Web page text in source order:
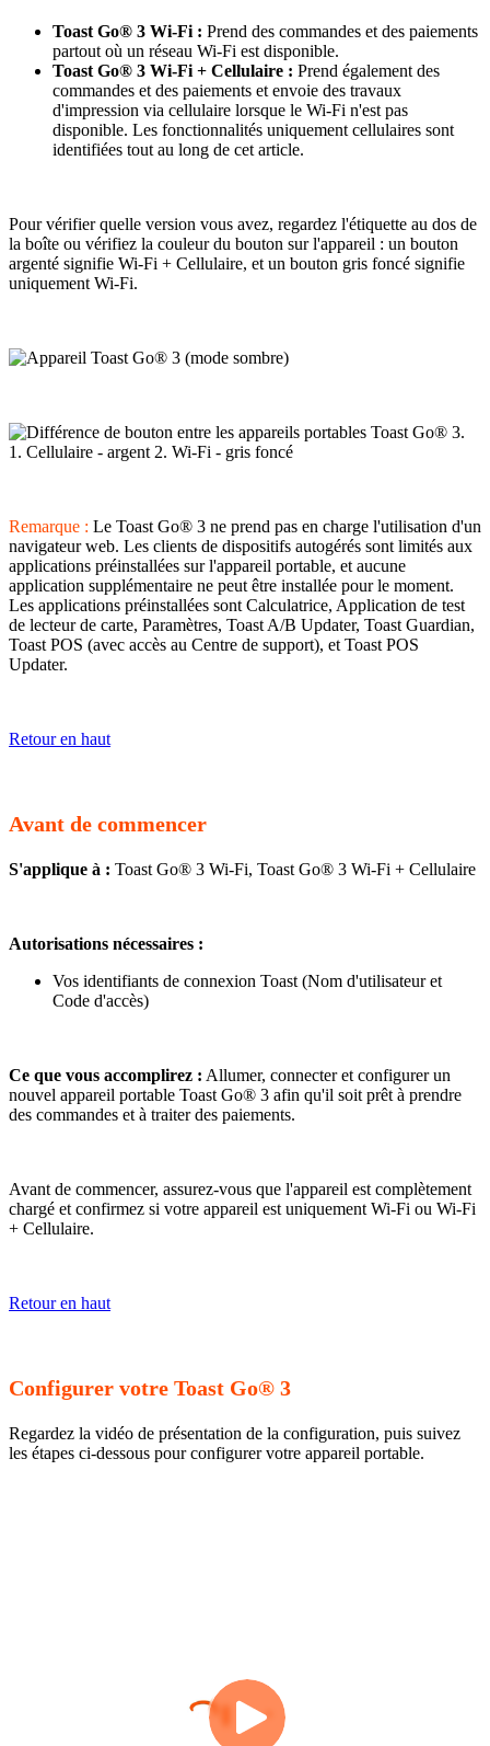
Toast Go® 3 Wi-Fi : Prend des commandes et des paiements
partout où un réseau Wi-Fi est disponible.
Toast Go® 3 Wi-Fi + Cellulaire : Prend également des
commandes et des paiements et envoie des travaux
d'impression via cellulaire lorsque le Wi-Fi n'est pas
disponible. Les fonctionnalités uniquement cellulaires sont
identifiées tout au long de cet article.
Pour vérifier quelle version vous avez, regardez l'étiquette au dos de
la boîte ou vérifiez la couleur du bouton sur l'appareil : un bouton
argenté signifie Wi-Fi + Cellulaire, et un bouton gris foncé signifie
uniquement Wi-Fi.
Remarque : Le Toast Go® 3 ne prend pas en charge l'utilisation d'un
navigateur web. Les clients de dispositifs autogérés sont limités aux
applications préinstallées sur l'appareil portable, et aucune
application supplémentaire ne peut être installée pour le moment.
Les applications préinstallées sont Calculatrice, Application de test
de lecteur de carte, Paramètres, Toast A/B Updater, Toast Guardian,
Toast POS (avec accès au Centre de support), et Toast POS
Updater.
Retour en haut
Avant de commencer
S'applique à : Toast Go® 3 Wi-Fi, Toast Go® 3 Wi-Fi + Cellulaire
Autorisations nécessaires :
Vos identifiants de connexion Toast (Nom d'utilisateur et
Code d'accès)
Ce que vous accomplirez : Allumer, connecter et configurer un
nouvel appareil portable Toast Go® 3 afin qu'il soit prêt à prendre
des commandes et à traiter des paiements.
Avant de commencer, assurez-vous que l'appareil est complètement
chargé et confirmez si votre appareil est uniquement Wi-Fi ou Wi-Fi
+ Cellulaire.
Retour en haut
Configurer votre Toast Go® 3
Regardez la vidéo de présentation de la configuration, puis suivez
les étapes ci-dessous pour configurer votre appareil portable.